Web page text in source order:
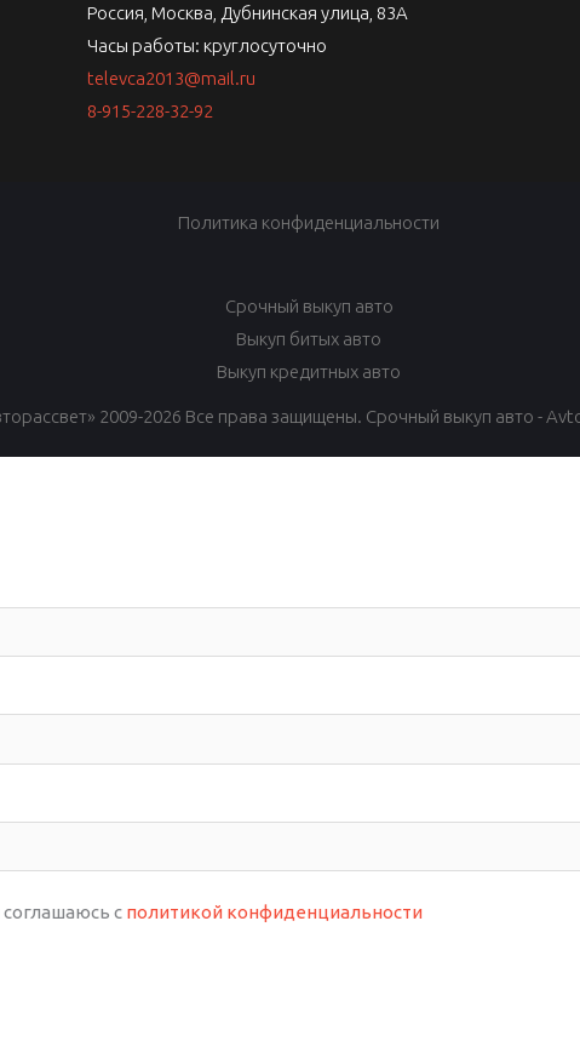
Россия, Москва, Дубнинская улица, 83А
Часы работы: круглосуточно
televca2013@mail.ru
8-915-228-32-92
Политика конфиденциальности
Срочный выкуп авто
Выкуп битых авто
Выкуп кредитных авто
2009-2026 Все права защищены. Срочный выкуп авто -
с политикой конфиденциальности